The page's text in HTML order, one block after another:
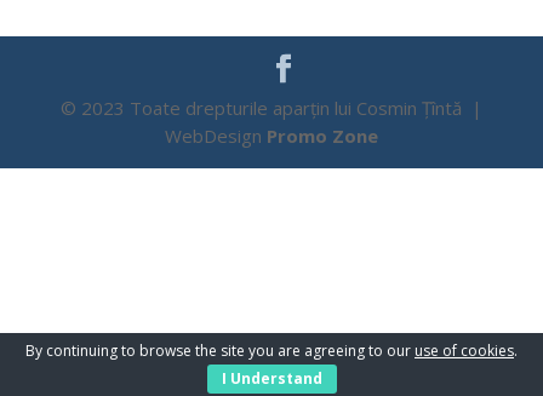
© 2023 Toate drepturile aparțin lui Cosmin Țîntă |
WebDesign Promo Zone
By continuing to browse the site you are agreeing to our use of cookies.
I Understand